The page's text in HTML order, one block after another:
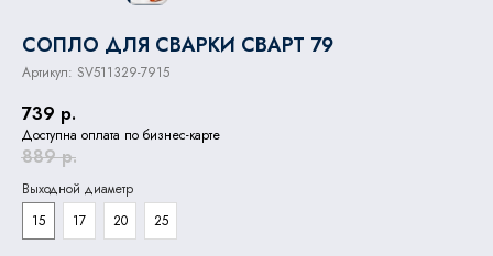
СОПЛО ДЛЯ СВАРКИ СВАРТ 79
Артикул: SV511329-7915
739 р.
Доступна оплата по бизнес-карте
889 р.
Выходной диаметр
15
17 20 25